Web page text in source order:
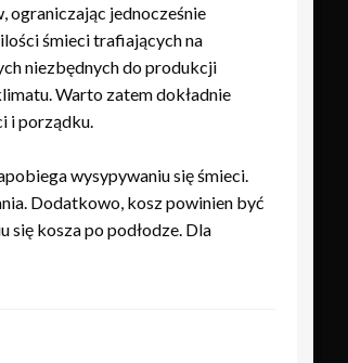
ograniczając jednocześnie
śmieci trafiających na
niezbędnych do produkcji
Warto zatem dokładnie
i porządku.
wysypywaniu się śmieci.
Dodatkowo, kosz powinien być
się kosza po podłodze. Dla